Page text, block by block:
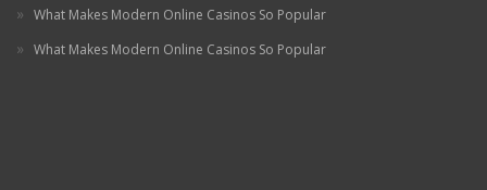
What Makes Modern Online Casinos So Popular
What Makes Modern Online Casinos So Popular